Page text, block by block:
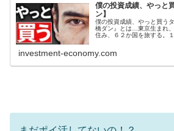
僕の投資成績、やっと
ン】
僕の投資成績、やっと買う
橋ダン』とは…東京生まれ
住み、６２か国を旅する。
investment-economy.com